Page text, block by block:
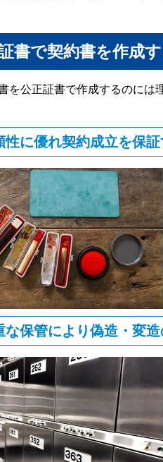
書で契約書を作成
を公正証書で作成するのには
に優れ契約成立を保証
保管により偽造・変造